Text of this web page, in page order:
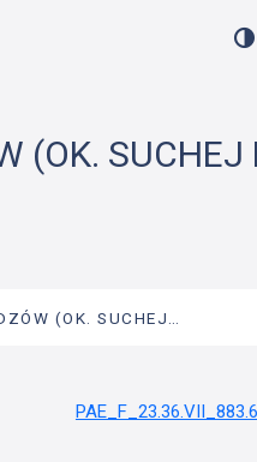
(OK. SUCHEJ
(OK. SUCHEJ…